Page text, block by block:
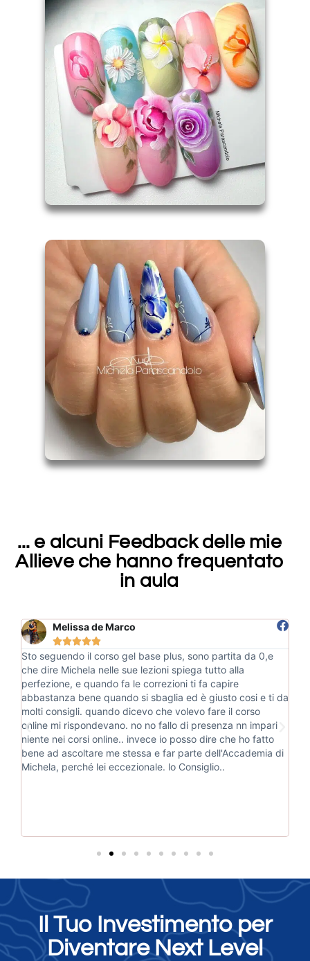
... e alcuni Feedback delle mie
Allieve che hanno frequentato
in aula
Melissa de Marco

Sto seguendo il corso gel base plus, sono partita da 0,e
che dire Michela nelle sue lezioni spiega tutto alla
perfezione, e quando fa le correzioni ti fa capire
abbastanza bene quando si sbaglia ed è giusto cosi e ti da
molti consigli. quando dicevo che volevo fare il corso
online mi rispondevano. no no fallo di presenza nn impari
niente nei corsi online.. invece io posso dire che ho fatto
bene ad ascoltare me stessa e far parte dell'Accademia di
Michela, perché lei eccezionale. lo Consiglio..
Il Tuo Investimento per
Diventare Next Level